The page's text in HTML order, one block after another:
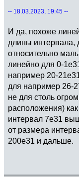
-- 18.03.2023, 19:45 --
И да, похоже
длины интервала,
относительно
линейно для 0-
например 20-
для например 26-
не для столь
расположения)
интервал 7e31
от размера
200e31 и дальше.